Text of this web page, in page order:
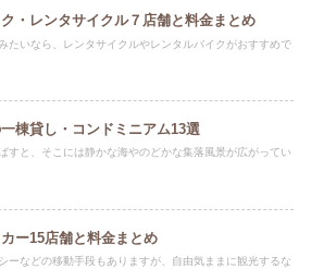
ク・レンタサイクル７店舗と料金まとめ
たいなら、レンタサイクルやレンタルバイクがおすすめで
棟貸し・コンドミニアム13選
すと、そこには静かな海やのどかな集落風景が広がってい
ー15店舗と料金まとめ
ーなどの移動手段もありますが、自由気ままに観光するな